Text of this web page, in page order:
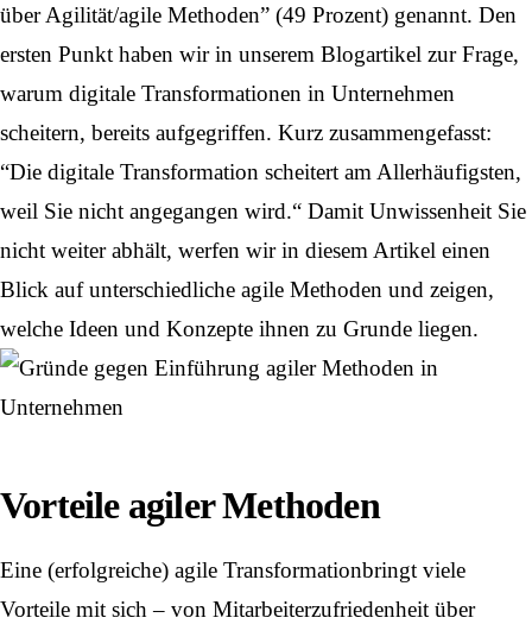
über Agilität/agile Methoden” (49 Prozent) genannt. Den
ersten Punkt haben wir in unserem Blogartikel zur Frage,
warum digitale Transformationen in Unternehmen
scheitern, bereits aufgegriffen. Kurz zusammengefasst:
“Die digitale Transformation scheitert am Allerhäufigsten,
weil Sie nicht angegangen wird.“ Damit Unwissenheit Sie
nicht weiter abhält, werfen wir in diesem Artikel einen
Blick auf unterschiedliche agile Methoden und zeigen,
welche Ideen und Konzepte ihnen zu Grunde liegen.
Vorteile agiler Methoden
Eine (erfolgreiche) agile Transformationbringt viele
Vorteile mit sich – von Mitarbeiterzufriedenheit über